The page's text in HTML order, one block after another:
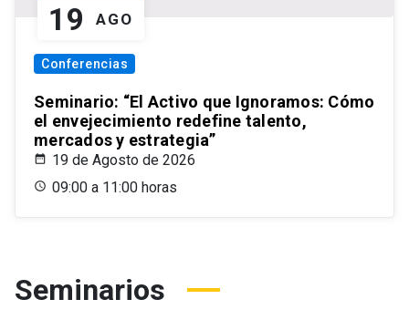
19 AGO
Conferencias
Seminario: “El Activo que Ignoramos: Cómo
el envejecimiento redefine talento,
mercados y estrategia”
19 de Agosto de 2026
09:00 a 11:00 horas
Seminarios